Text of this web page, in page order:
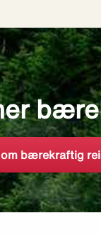
om bærekraftig